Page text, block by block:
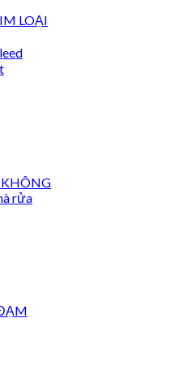
LOẠI
rửa